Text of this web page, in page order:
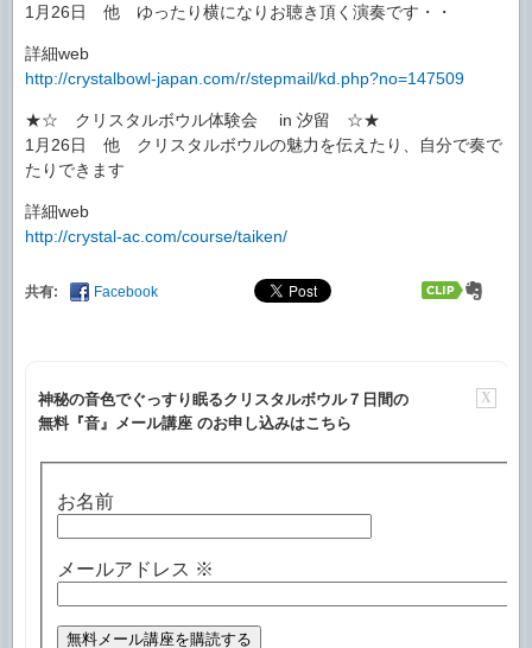
1月26日 他 ゆったり横になりお聴き頂く演奏です・・
詳細web
http://crystalbowl-japan.com/r/stepmail/kd.php?no=147509
★☆ クリスタルボウル体験会 in 汐留 ☆★
1月26日 他 クリスタルボウルの魅力を伝えたり、自分で奏で
たりできます
詳細web
http://crystal-ac.com/course/taiken/
共有: Facebook
X
神秘の音色でぐっすり眠るクリスタルボウル７日間の
無料『音』メール講座 のお申し込みはこちら
お名前
メールアドレス ※